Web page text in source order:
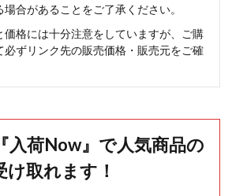
合があることをご了承ください。
価格には十分注意をしていますが、ご購
必ずリンク先の販売価格・販売元をご確
入荷Now』で人気商品の
け取れます！